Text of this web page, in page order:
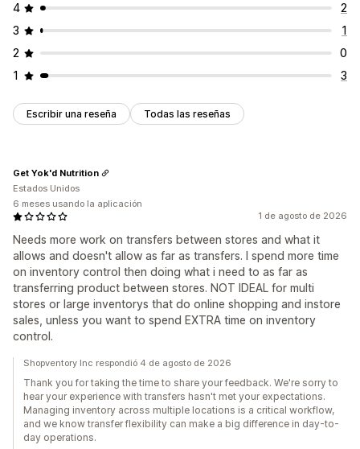
4
2
3
1
2
0
1
3
Escribir una reseña Todas las reseñas
1 de agosto de 2026
Needs more work on transfers between stores and what it
allows and doesn't allow as far as transfers. I spend more time
on inventory control then doing what i need to as far as
transferring product between stores. NOT IDEAL for multi
stores or large inventorys that do online shopping and instore
sales, unless you want to spend EXTRA time on inventory
control.
Get Yok'd Nutrition
Estados Unidos
6 meses usando la aplicación
Shopventory Inc respondió 4 de agosto de 2026
Thank you for taking the time to share your feedback. We're sorry to
hear your experience with transfers hasn't met your expectations.
Managing inventory across multiple locations is a critical workflow,
and we know transfer flexibility can make a big difference in day-to-
day operations.